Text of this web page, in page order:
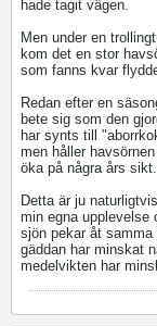
hade tagit vägen.
Men under en
kom det en stor
som fanns kvar
Redan efter en
bete sig som den
har synts till
men håller
öka på några års
Detta är ju
min egna upplevelse
sjön pekar åt
gäddan har minskat
medelvikten har